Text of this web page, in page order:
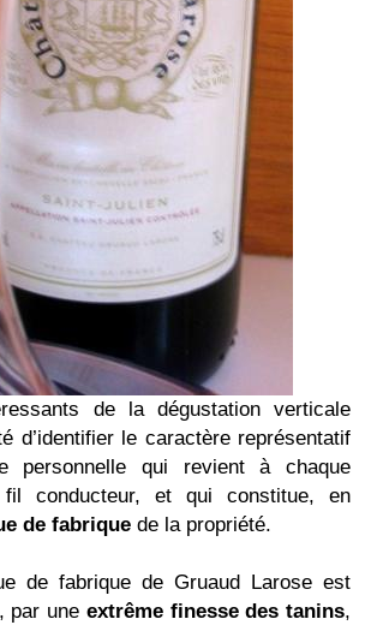
de la dégustation verticale
d’identifier le caractère représentatif
qui revient à chaque
conducteur, et qui constitue, en
de fabrique de la propriété.
de fabrique de Gruaud Larose est
par une extrême finesse des tanins,